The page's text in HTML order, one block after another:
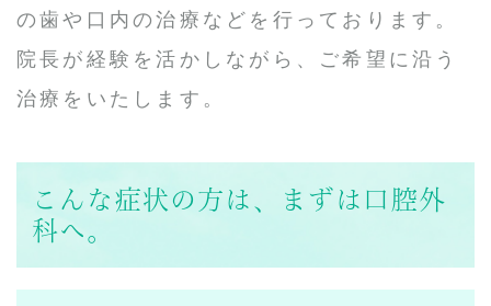
の歯や口内の治療などを行っております。
院長が経験を活かしながら、ご希望に沿う
治療をいたします。
こんな症状の方は、まずは口腔外
科へ。